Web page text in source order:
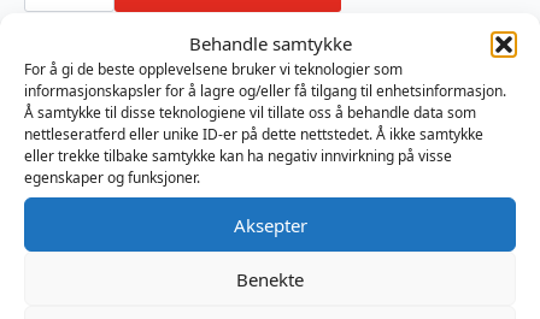
Behandle samtykke
For å gi de beste opplevelsene bruker vi teknologier som
informasjonskapsler for å lagre og/eller få tilgang til enhetsinformasjon.
Å samtykke til disse teknologiene vil tillate oss å behandle data som
nettleseratferd eller unike ID-er på dette nettstedet. Å ikke samtykke
eller trekke tilbake samtykke kan ha negativ innvirkning på visse
egenskaper og funksjoner.
Aksepter
Benekte
a
mini
antall
HP170570
Kategorier:Flagg,Pride,Små Håndflagg
Brand:Happy Pride
Omtaler (0)